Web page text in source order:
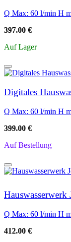
Q Max: 60 l/min H
397.00 €
Auf Lager
Digitales
Q Max: 60 l/min H
399.00 €
Auf Bestellung
Q Max: 60 l/min H
412.00 €